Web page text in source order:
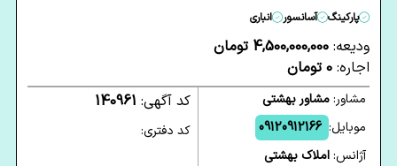
پارکینگ
آسانسور انباری
ودیعه: 4,500,000,000 تومان
اجاره: 0 تومان
مشاور:مشاور بهشتی
موبایل: 09120912166
آژانس:املاک بهشتی
کد آگهی: 140961
کد دفتری: